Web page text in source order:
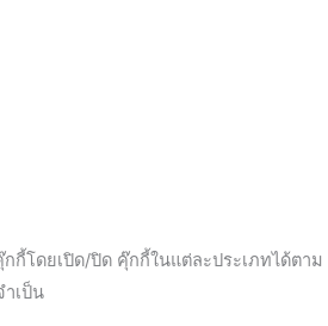
กี้โดยเปิด/ปิด คุ๊กกี้ในแต่ละประเภทได้ตาม
เป็น